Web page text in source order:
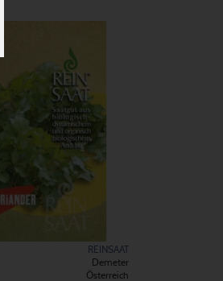
REINSAAT
Demeter
Österreich